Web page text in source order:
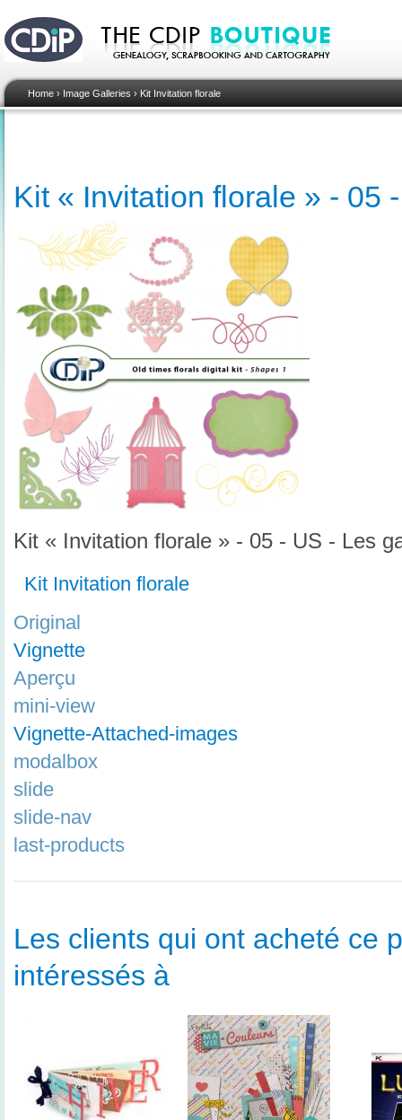
Home › Image Galleries › Kit Invitation florale
Kit « Invitation florale » - 05
Kit « Invitation florale » - 05 - US - Les
Kit Invitation florale
Original
Vignette
Aperçu
mini-view
Vignette-Attached-images
modalbox
slide
slide-nav
last-products
Les clients qui ont acheté ce
intéressés à